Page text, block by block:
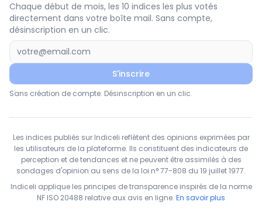
Chaque début de mois, les 10 indices les plus votés
directement dans votre boîte mail. Sans compte,
désinscription en un clic.
S'inscrire
Sans création de compte. Désinscription en un clic.
Les indices publiés sur Indiceli reflètent des opinions exprimées par
les utilisateurs de la plateforme. Ils constituent des indicateurs de
perception et de tendances et ne peuvent être assimilés à des
sondages d'opinion au sens de la loi n° 77-808 du 19 juillet 1977.
Indiceli applique les principes de transparence inspirés de la norme
NF ISO 20488 relative aux avis en ligne. En savoir plus